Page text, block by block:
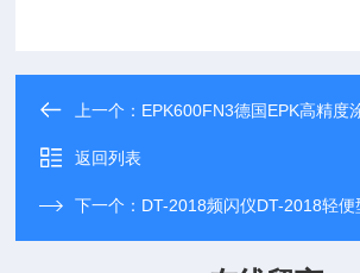
上一个： EPK600FN3德国EPK高精度
返回列表
下一个： DT-2018频闪仪DT-2018轻便